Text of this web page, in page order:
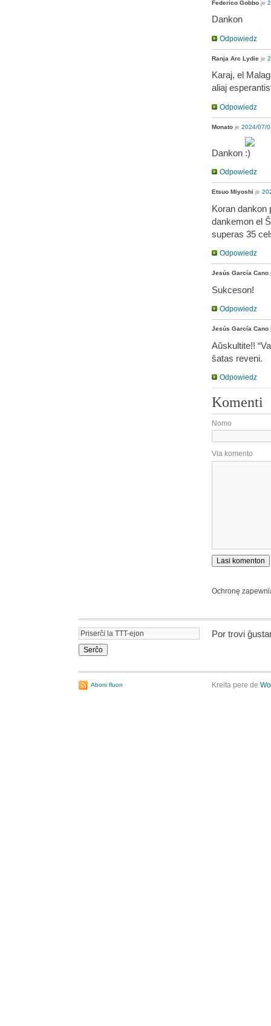
Federico Gobbo je
Dankon
Odpowiedz
Ranja Arc Lydie je
Karaj, el
aliaj
Odpowiedz
Monato je 2024/07/
Dankon
Odpowiedz
Etsuo Miyoshi je
Koran dankon
dankemon el
superas 35
Odpowiedz
Jesús García Cano
Sukceson!
Odpowiedz
Jesús García Cano
Aŭskultite!!
ŝatas reveni.
Odpowiedz
Komenti
Nomo
Via komento
Ochronę
Por trovi
Aboni fluon Kreita pere de